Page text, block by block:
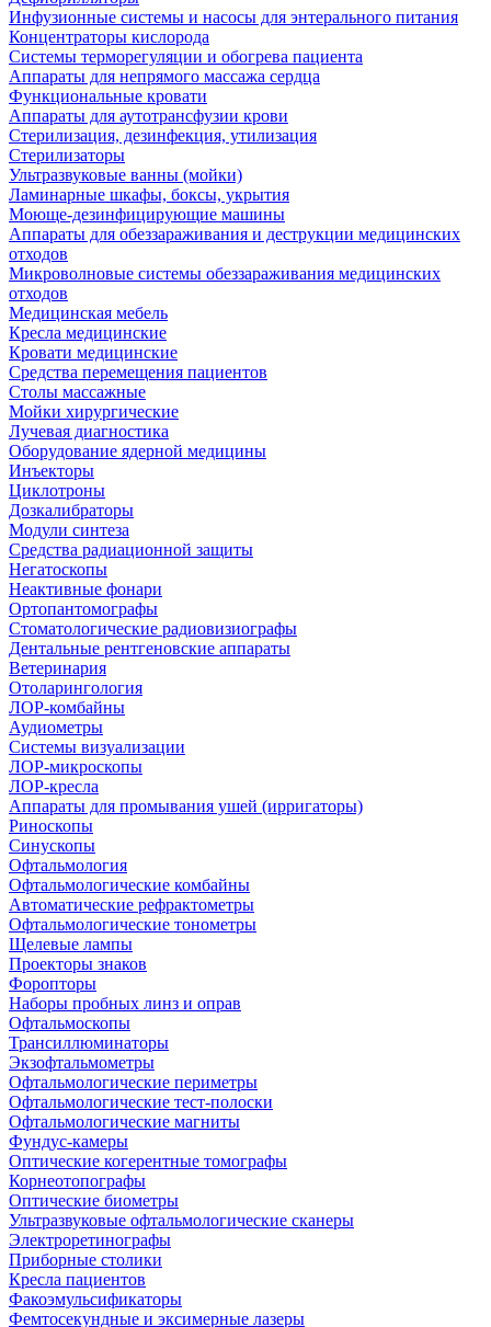
Инфузионные системы и насосы для энтерального питания
Концентраторы кислорода
Системы терморегуляции и обогрева пациента
Аппараты для непрямого массажа сердца
Функциональные кровати
Аппараты для аутотрансфузии крови
Стерилизация, дезинфекция, утилизация
Стерилизаторы
Ультразвуковые ванны (мойки)
Ламинарные шкафы, боксы, укрытия
Моюще-дезинфицирующие машины
Аппараты для обеззараживания и деструкции медицинских
отходов
Микроволновые системы обеззараживания медицинских
отходов
Медицинская мебель
Кресла медицинские
Кровати медицинские
Средства перемещения пациентов
Столы массажные
Мойки хирургические
Лучевая диагностика
Оборудование ядерной медицины
Инъекторы
Циклотроны
Дозкалибраторы
Модули синтеза
Средства радиационной защиты
Негатоскопы
Неактивные фонари
Ортопантомографы
Стоматологические радиовизиографы
Дентальные рентгеновские аппараты
Ветеринария
Отоларингология
ЛОР-комбайны
Аудиометры
Системы визуализации
ЛОР-микроскопы
ЛОР-кресла
Аппараты для промывания ушей (ирригаторы)
Риноскопы
Синускопы
Офтальмология
Офтальмологические комбайны
Автоматические рефрактометры
Офтальмологические тонометры
Щелевые лампы
Проекторы знаков
Форопторы
Наборы пробных линз и оправ
Офтальмоскопы
Трансиллюминаторы
Экзофтальмометры
Офтальмологические периметры
Офтальмологические тест-полоски
Офтальмологические магниты
Фундус-камеры
Оптические когерентные томографы
Корнеотопографы
Оптические биометры
Ультразвуковые офтальмологические сканеры
Электроретинографы
Приборные столики
Кресла пациентов
Факоэмульсификаторы
Фемтосекундные и эксимерные лазеры